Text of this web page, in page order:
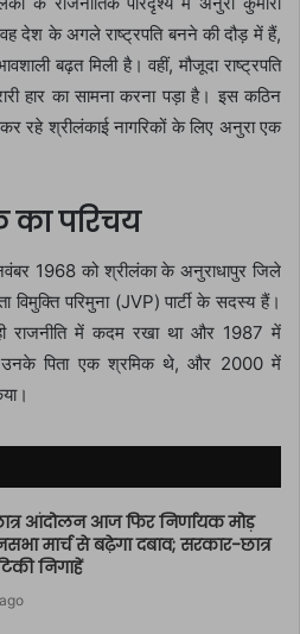
वह देश के अगले राष्ट्रपति बनने की दौड़ में हैं,
बढ़त मिली है। वहीं, मौजूदा राष्ट्रपति
हार का सामना करना पड़ा है। इस कठिन
रहे श्रीलंकाई नागरिकों के लिए अनुरा एक
का परिचय
1968 को श्रीलंका के अनुराधापुर जिले
परिमुना (JVP) पार्टी के सदस्य हैं।
राजनीति में कदम रखा था और 1987 में
उनके पिता एक श्रमिक थे, और 2000 में
आंदोलन आज फिर निर्णायक मोड़
मार्च से बढ़ेगा दबाव; सरकार-छात्र
निगाहें